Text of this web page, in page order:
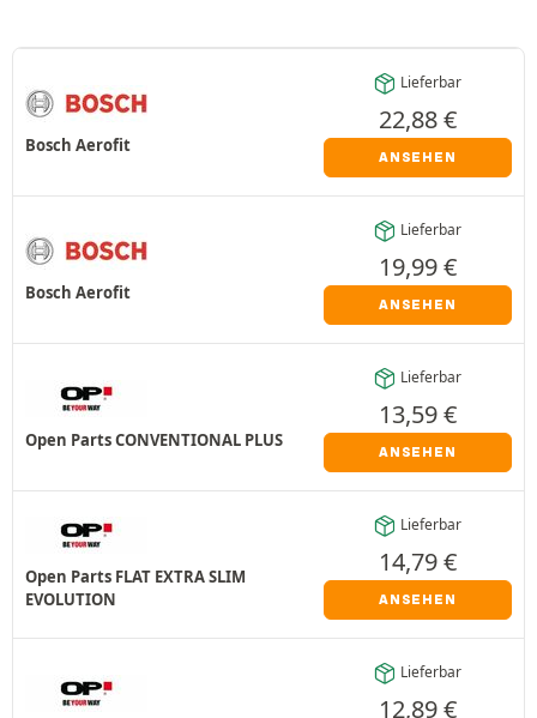
Bosch Aerofit
Lieferbar
22,88€
ANSEHEN
Bosch Aerofit
Lieferbar
19,99€
ANSEHEN
Open Parts CONVENTIONAL PLUS
Lieferbar
13,59€
ANSEHEN
Open Parts FLAT EXTRA SLIM
EVOLUTION
Lieferbar
14,79€
ANSEHEN
Lieferbar
12,89€